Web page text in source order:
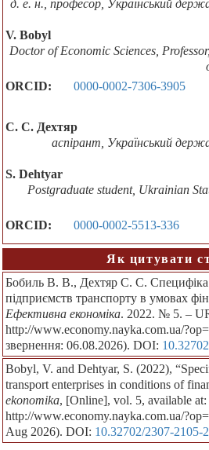
д. е. н., професор, Український
V. Bobyl
Doctor of Economic Sciences,
ORCID:
0000-0002-7306-3905
С. С. Дехтяр
аспірант, Український
S. Dehtyar
Postgraduate student, Ukrainian
ORCID:
0000-0002-5513-336
Як цитувати
Бобиль В. В., Дехтяр С. С.
підприємств транспорту в умовах
Ефективна економіка. 2022. № 5. –
http://www.economy.nayka.com.ua/
звернення: 06.08.2026). DOI:
Bobyl, V. and Dehtyar, S. (2022),
transport enterprises in conditions of
ekonomika, [Online], vol. 5, available at:
http://www.economy.nayka.com.ua/
Aug 2026). DOI: 10.32702/2307-2105-